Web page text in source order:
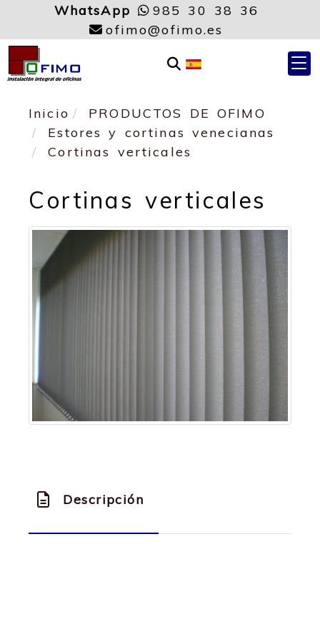
WhatsApp
985 30 38 36
ofimo
ofimo.es
Inicio
PRODUCTOS DE OFIMO
Estores y cortinas venecianas
Cortinas verticales
Cortinas verticales
Descripción